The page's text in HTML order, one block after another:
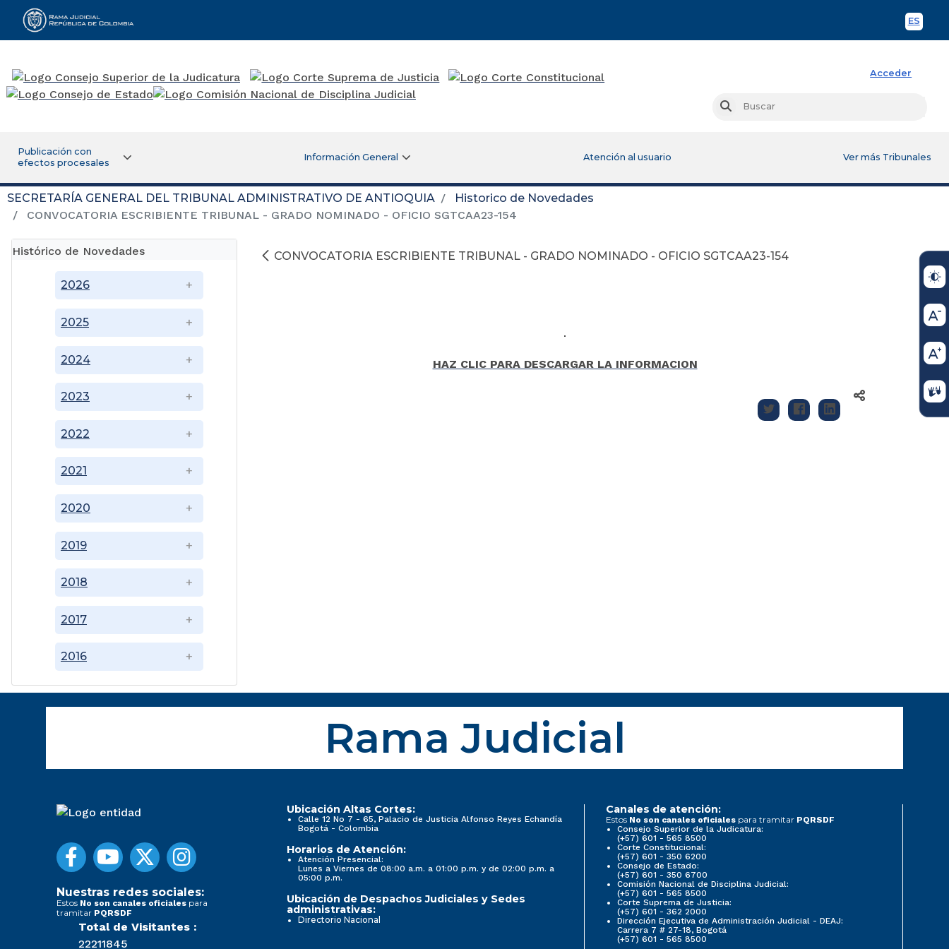
ES
Rama Judicial
Acceder
Buscar
Publicación con
efectos procesales
Información General Atención al usuario Ver más Tribunales
SECRETARÍA GENERAL DEL TRIBUNAL ADMINISTRATIVO DE ANTIOQUIA
Historico de Novedades
CONVOCATORIA ESCRIBIENTE TRIBUNAL - GRADO NOMINADO - OFICIO SGTCAA23-154
Histórico de Novedades
2016
2017
2018
2019
2020
2021
2022
2023
2024
2025
2026
CONVOCATORIA ESCRIBIENTE TRIBUNAL - GRADO NOMINADO - OFICIO SGTCAA23-154
HAZ CLIC PARA DESCARGAR LA INFORMACION
Rama Judicial
Nuestras redes sociales:
Estos No son canales oficiales para
tramitar PQRSDF
Total de Visitantes :
22211845
Ubicación Altas Cortes:
Calle 12 No 7 - 65, Palacio de Justicia Alfonso Reyes Echandía
Bogotá - Colombia
Horarios de Atención:
Atención Presencial:
Lunes a Viernes de 08:00 a.m. a 01:00 p.m. y de 02:00 p.m. a
05:00 p.m.
Ubicación de Despachos Judiciales y Sedes
administrativas:
Directorio Nacional
Canales de atención:
Estos No son canales oficiales para tramitar PQRSDF
Consejo Superior de la Judicatura:
(+57) 601 - 565 8500
Corte Constitucional:
(+57) 601 - 350 6200
Consejo de Estado:
(+57) 601 - 350 6700
Comisión Nacional de Disciplina Judicial:
(+57) 601 - 565 8500
Corte Suprema de Justicia:
(+57) 601 - 362 2000
Dirección Ejecutiva de Administración Judicial - DEAJ:
Carrera 7 # 27-18, Bogotá
(+57) 601 - 565 8500